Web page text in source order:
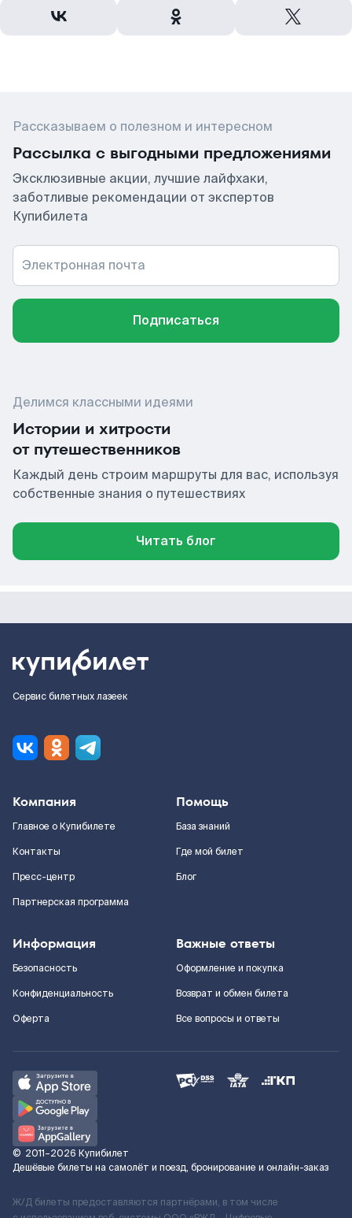
Рассказываем о полезном и интересном
Рассылка с выгодными предложениями
Эксклюзивные акции, лучшие лайфхаки,
заботливые рекомендации от экспертов
Купибилета
Электронная почта
Подписаться
Делимся классными идеями
Истории и хитрости
от путешественников
Каждый день строим маршруты для вас, используя
собственные знания о путешествиях
Читать блог
Сервис билетных лазеек
Компания
Главное о Купибилете
Контакты
Пресс-центр
Партнерская программа
Помощь
База знаний
Где мой билет
Блог
Информация
Безопасность
Конфиденциальность
Оферта
Важные ответы
Оформление и покупка
Возврат и обмен билета
Все вопросы и ответы
© 2011–2026 Купибилет
Дешёвые билеты на самолёт и поезд, бронирование и онлайн-заказ
Ж/Д билеты предоставляются партнёрами, в том числе